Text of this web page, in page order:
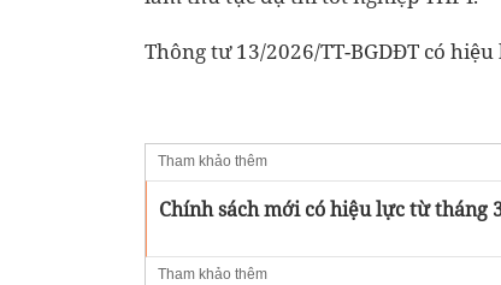
Thông tư 13/2026/TT-BGDĐT có
Tham khảo thêm
Chính sách mới có hiệu lực từ tháng
Tham khảo thêm